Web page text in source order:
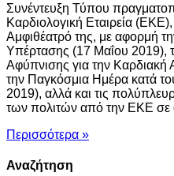
Συνέντευξη Τύπου
Καρδιολογική Εταιρεία
Αμφιθέατρό της, με αφορμή
Υπέρτασης (17 Μαΐου 2019),
Αφύπνισης για την
την Παγκόσμια Ημέρα κατά
2019), αλλά και τις
των πολιτών από την ΕΚΕ
Περισσότερα »
Αναζήτηση